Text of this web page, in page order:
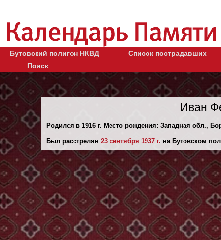
Бутовский полигон НКВД
Список пострадавших
Поиск
Иван
Родился в 1916 г. Место рождения: Западная обл.,
Был расстрелян 23 сентября 1937 г. на Бутовском